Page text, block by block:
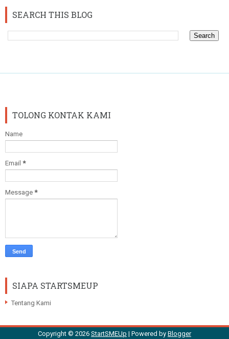
SEARCH THIS BLOG
TOLONG KONTAK KAMI
Name
Email *
Message *
SIAPA STARTSMEUP
Tentang Kami
Copyright © 2026 StartSMEUp | Powered by Blogger